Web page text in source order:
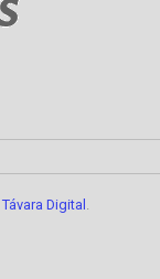
Távara Digital